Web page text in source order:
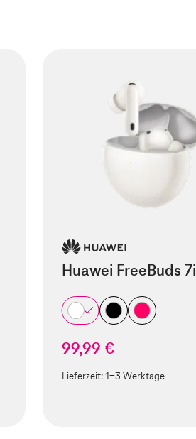
Huawei FreeBuds 7i
99,99 €
Lieferzeit:1-3 Werktage